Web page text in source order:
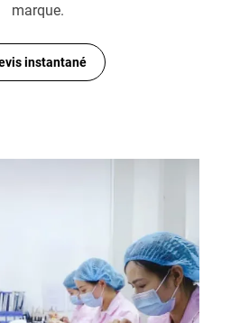
marque.
instantané